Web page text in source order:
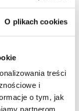
O plikach cookies
treści
i
o tym, jak
partnerom